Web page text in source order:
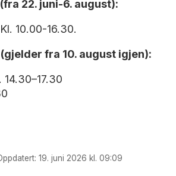
22. juni-6. august):
10.00-16.30.
fra 10. august igjen):
19. juni 2026 kl. 09:09